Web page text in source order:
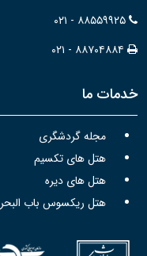
۰۲۱ - ۸۸۵۵۹۹۲۵
۰۲۱ - ۸۸۷۰۴۸۸۴
خدمات ما
مجله گردشگری
هتل های تکسیم
هتل های دیره
هتل ریکسوس باب البحر